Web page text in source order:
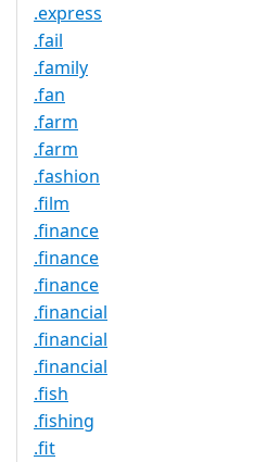
.express
.fail
.family
.fan
.farm
.farm
.fashion
.film
.finance
.finance
.finance
.financial
.financial
.financial
.fish
.fishing
.fit